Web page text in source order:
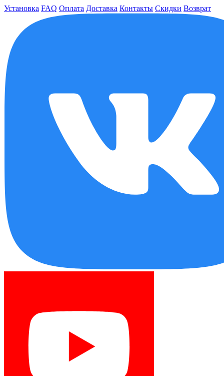
Установка FAQ Оплата Доставка Контакты Скидки Возврат